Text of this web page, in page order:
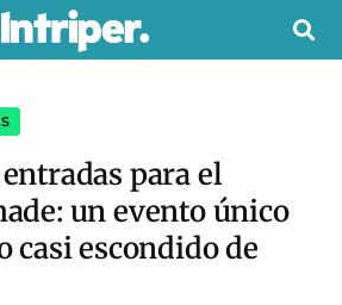
para el
un evento único
casi escondido de